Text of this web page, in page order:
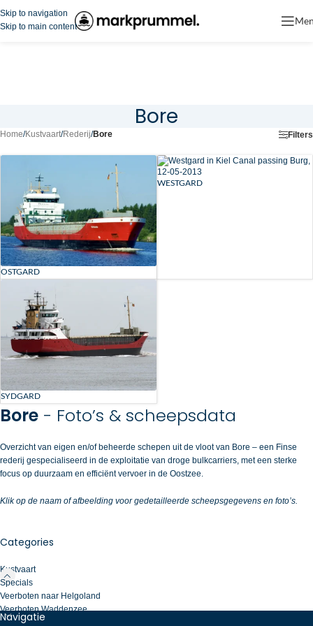
Skip to navigation
Skip to main content
Bore
Categories
Kustvaart
Specials
Veerboten naar Helgoland
Veerboten Waddenzee
Home/Kustvaart/Rederij/Bore Filters
OSTGARD
WESTGARD
SYDGARD
Bore - Foto’s & scheepsdata
Overzicht van eigen en/of beheerde schepen uit de vloot van Bore – een Finse
rederij gespecialiseerd in de exploitatie van droge bulkcarriers, met een sterke
focus op duurzaam en efficiënt vervoer in de Oostzee.
Klik op de naam of afbeelding voor gedetailleerde scheepsgegevens en foto’s.
Navigatie